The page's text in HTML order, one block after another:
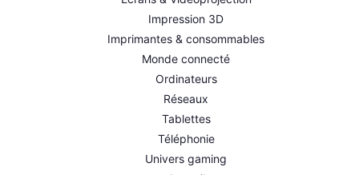
Impression 3D
Imprimantes & consommables
Monde connecté
Ordinateurs
Réseaux
Tablettes
Téléphonie
Univers gaming